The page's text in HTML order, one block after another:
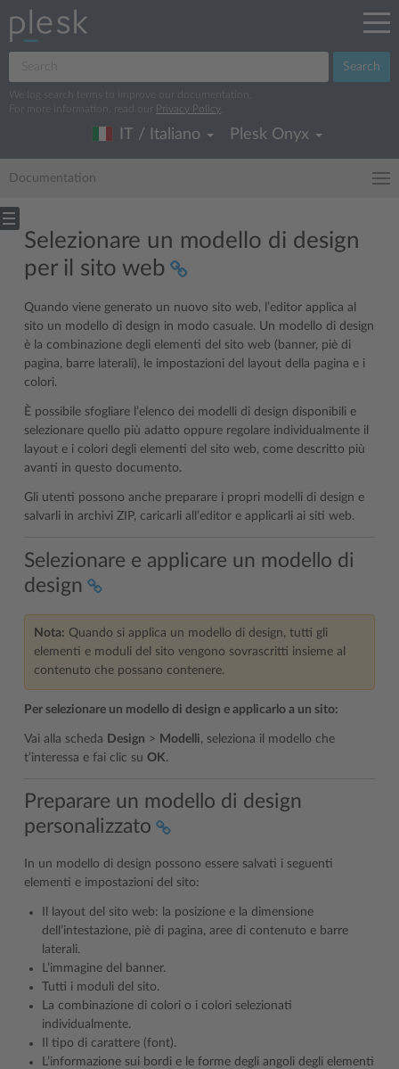
Search
We log search terms to improve our documentation.
For more information, read our
Privacy Policy
IT / Italiano Plesk Onyx
Documentation
Selezionare un modello di design
per il sito web
Quando viene generato un nuovo sito web, l’editor applica al
sito un modello di design in modo casuale. Un modello di design
è la combinazione degli elementi del sito web (banner, piè di
pagina, barre laterali), le impostazioni del layout della pagina e i
colori.
È possibile sfogliare l’elenco dei modelli di design disponibili e
selezionare quello più adatto oppure regolare individualmente il
layout e i colori degli elementi del sito web, come descritto più
avanti in questo documento.
Gli utenti possono anche preparare i propri modelli di design e
salvarli in archivi ZIP, caricarli all’editor e applicarli ai siti web.
Selezionare e applicare un modello di
design
Nota: Quando si applica un modello di design, tutti gli
elementi e moduli del sito vengono sovrascritti insieme al
contenuto che possano contenere.
Per selezionare un modello di design e applicarlo a un sito:
Vai alla scheda Design > Modelli, seleziona il modello che
t’interessa e fai clic su OK.
Preparare un modello di design
personalizzato
In un modello di design possono essere salvati i seguenti
elementi e impostazioni del sito:
Il layout del sito web: la posizione e la dimensione
dell’intestazione, piè di pagina, aree di contenuto e barre
laterali.
L’immagine del banner.
Tutti i moduli del sito.
La combinazione di colori o i colori selezionati
individualmente.
Il tipo di carattere (font).
L’informazione sui bordi e le forme degli angoli degli elementi